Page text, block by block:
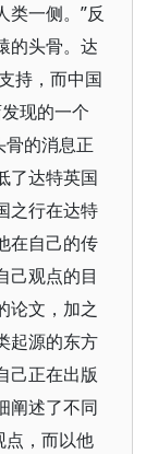
类一侧。”反
的头骨。达
持，而中国
现的一个
的消息正
了达特英国
之行在达特
在自己的传
己观点的目
论文，加之
起源的东方
己正在出版
阐述了不同
点，而以他